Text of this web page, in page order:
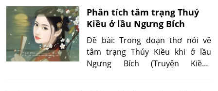
thành một gái thuyền quyên..'.
Phân tích tâm trạng Thuý
Kiều ở lầu Ngưng Bích
Đề bài: Trong đoạn thơ nói về
tâm trạng Thúy Kiều khi ở lầu
Ngưng Bích (Truyện Kiều),